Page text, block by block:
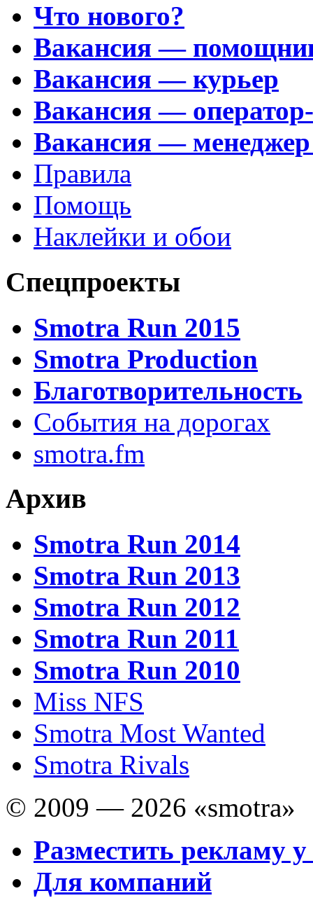
Что нового?
Вакансия —
Вакансия — курьер
Вакансия —
Вакансия —
Правила
Помощь
Наклейки и обои
Спецпроекты
Smotra Run 2015
Smotra Production
Благотворительность
События на дорогах
smotra.fm
Архив
Smotra Run 2014
Smotra Run 2013
Smotra Run 2012
Smotra Run 2011
Smotra Run 2010
Miss NFS
Smotra Most Wanted
Smotra Rivals
© 2009 — 2026 «smotra»
Разместить рекламу у
Для компаний